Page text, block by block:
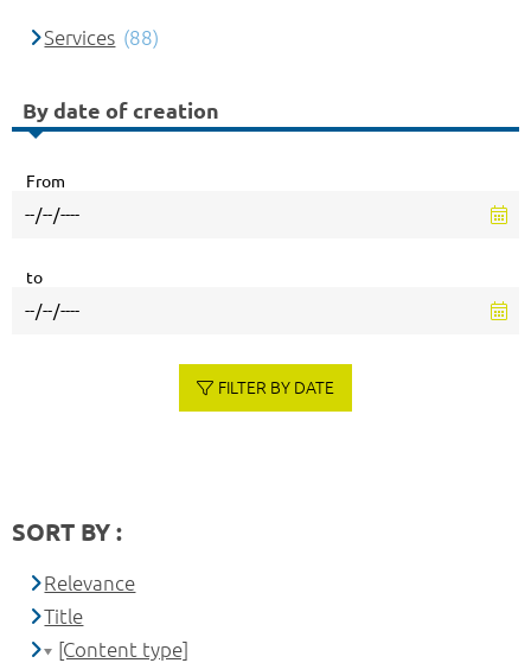
Services (88)
By date of creation
From
to
FILTER BY DATE
SORT BY :
Relevance
Title
[Content type]